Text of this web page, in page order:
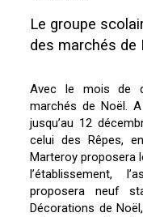
Le groupe
des marchés de
Avec le mois de
marchés de Noël.
jusqu’au 12
celui des Rêpes,
Marteroy proposera
l’établissement,
proposera neuf
Décorations de